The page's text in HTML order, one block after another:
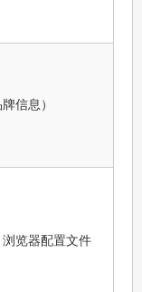
信息）
览器配置文件